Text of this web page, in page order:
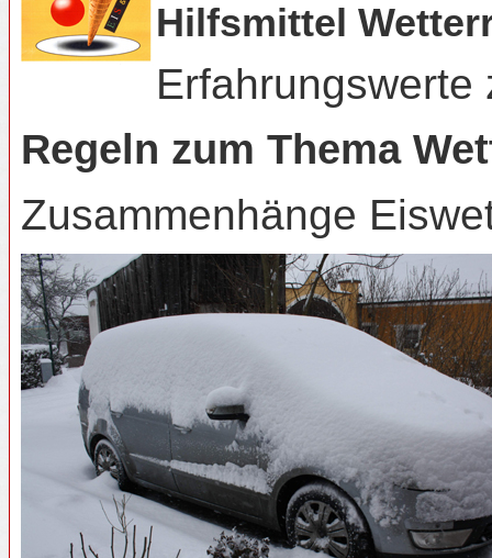
Hilfsmittel
Erfahrungswerte
Regeln zum Thema
Zusammenhänge